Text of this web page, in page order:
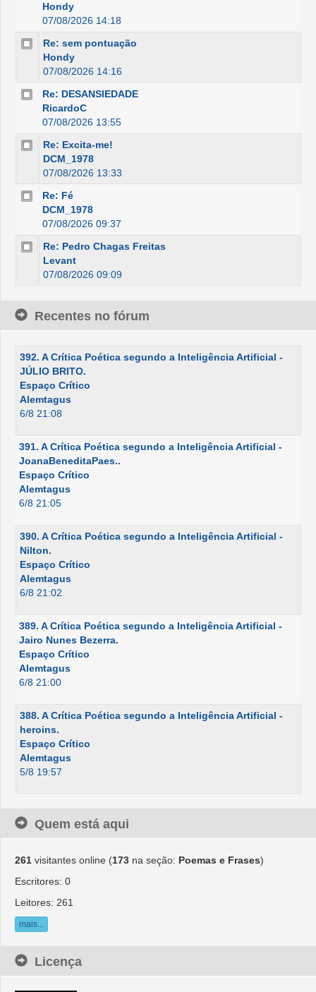
Hondy
07/08/2026 14:18
Re: sem pontuação
Hondy
07/08/2026 14:16
Re: DESANSIEDADE
RicardoC
07/08/2026 13:55
Re: Excita-me!
DCM_1978
07/08/2026 13:33
Re: Fé
DCM_1978
07/08/2026 09:37
Re: Pedro Chagas Freitas
Levant
07/08/2026 09:09
Recentes no fórum
392. A Crítica Poética segundo a Inteligência Artificial -
JÚLIO BRITO.
Espaço Crítico
Alemtagus
6/8 21:08
391. A Crítica Poética segundo a Inteligência Artificial -
JoanaBeneditaPaes..
Espaço Crítico
Alemtagus
6/8 21:05
390. A Crítica Poética segundo a Inteligência Artificial -
Nilton.
Espaço Crítico
Alemtagus
6/8 21:02
389. A Crítica Poética segundo a Inteligência Artificial -
Jairo Nunes Bezerra.
Espaço Crítico
Alemtagus
6/8 21:00
388. A Crítica Poética segundo a Inteligência Artificial -
heroins.
Espaço Crítico
Alemtagus
5/8 19:57
Quem está aqui
261 visitantes online (173 na seção: Poemas e Frases)
Escritores: 0
Leitores: 261
mais...
Licença